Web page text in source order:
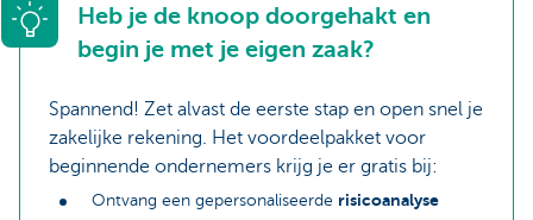
Heb je de knoop doorgehakt en
begin je met je eigen zaak?
Spannend! Zet alvast de eerste stap en open snel je
zakelijke rekening. Het voordeelpakket voor
beginnende ondernemers krijg je er gratis bij:
Ontvang een gepersonaliseerde risicoanalyse